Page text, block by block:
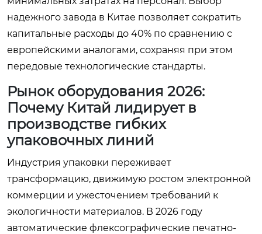
надежного завода в Китае позволяет сократить
капитальные расходы до 40% по сравнению с
европейскими аналогами, сохраняя при этом
передовые технологические стандарты.
Рынок оборудования 2026:
Почему Китай лидирует в
производстве гибких
упаковочных линий
Индустрия упаковки переживает
трансформацию, движимую ростом электронной
коммерции и ужесточением требований к
экологичности материалов. В 2026 году
автоматические флексографические печатно-